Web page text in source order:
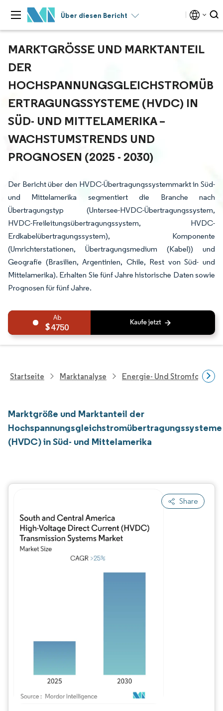
Über diesen Bericht
MARKTGRÖSSE UND MARKTANTEIL D
ER H
OCHSPANNUNGSGLEICHSTROMÜBE
RTRAGUNGSSYSTEME (HVDC) IN S
ÜD- UND MITTELAMERIKA – W
ACHSTUMSTRENDS UND P
ROGNOSEN (2025 - 2030)
Der Bericht über den HVDC-Übertragungssystemmarkt in Süd-
und Mittelamerika segmentiert die Branche nach
Übertragungstyp (Untersee-HVDC-Übertragungssystem,
HVDC-Freileitungsübertragungssystem, HVDC-
Erdkabelübertragungssystem), Komponente
(Umrichterstationen, Übertragungsmedium (Kabel)) und
Geografie (Brasilien, Argentinien, Chile, Rest von Süd- und
Mittelamerika). Erhalten Sie fünf Jahre historische Daten sowie
Prognosen für fünf Jahre.
4750
Startseite Marktanalyse Energie- Und
Marktgröße und Marktanteil der
Hochspannungsgleichstromübertragungssysteme
(HVDC) in Süd- und Mittelamerika
Share